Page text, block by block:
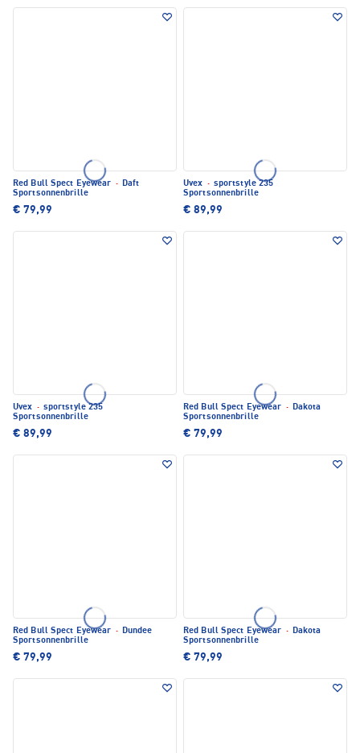
Red Bull Spect Eyewear · Daft
Sportsonnenbrille
€ 79,99
Uvex · sportstyle 235
Sportsonnenbrille
€ 89,99
Uvex · sportstyle 235
Sportsonnenbrille
€ 89,99
Red Bull Spect Eyewear · Dakota
Sportsonnenbrille
€ 79,99
Red Bull Spect Eyewear · Dundee
Sportsonnenbrille
€ 79,99
Red Bull Spect Eyewear · Dakota
Sportsonnenbrille
€ 79,99